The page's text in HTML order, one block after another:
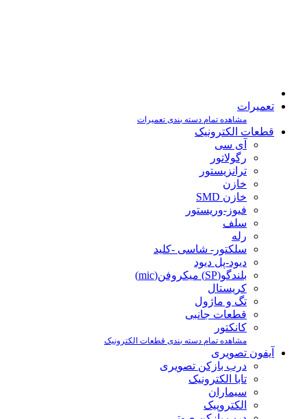
تعمیرات
مشاهده تمام دسته بندی تعمیرات
قطعات الکترونیک
آی سی
رگولاتور
ترانزیستور
خازن
خازن SMD
فیوز-وریستور
سلف
رله
سلکتور- شاسی -کلید
دیود-پل دیود
بلندگو(SP) میکروفن(mic)
کریستال
تگ و ماژول
قطعات جانبی
کانکتور
مشاهده تمام دسته بندی قطعات الکترونیک
آیفون تصویری
درب بازکن تصویری
تابا الکترونیک
سیماران
الکتروپیک